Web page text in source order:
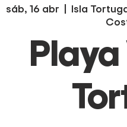
sáb, 16 abr
  |
Isla
Playa